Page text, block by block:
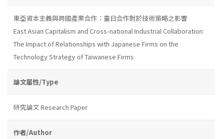
東亞資本主義與跨國產業合作：臺日合作對於技術策略之影響
East Asian Capitalism and Cross-national Industrial Collaboration:
The Impact of Relationships with Japanese Firms on the
Technology Strategy of Taiwanese Firms
論文屬性/Type
研究論文 Research Paper
作者/Author